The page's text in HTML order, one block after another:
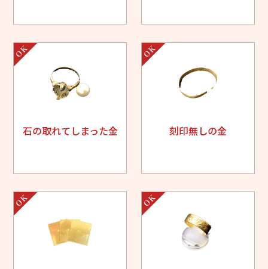
石の取れてしまった金 刻印無しの金